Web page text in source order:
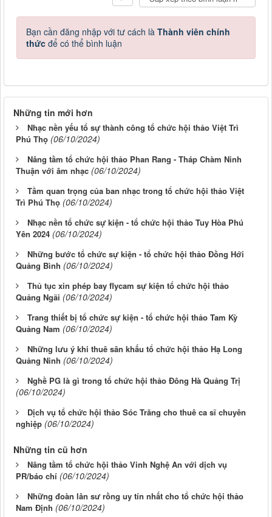
Bạn cần đăng nhập với tư cách là Thành viên chính
thức để có thể bình luận
Những tin mới hơn
Nhạc nền yếu tổ sự thành công tổ chức hội thảo Việt Trì
Phú Thọ (06/10/2024)
Nâng tầm tổ chức hội thảo Phan Rang - Tháp Chàm Ninh
Thuận với âm nhạc (06/10/2024)
Tầm quan trọng của ban nhạc trong tổ chức hội thảo Việt
Trì Phú Thọ (06/10/2024)
Nhạc nền tổ chức sự kiện - tổ chức hội thảo Tuy Hòa Phú
Yên 2024 (06/10/2024)
Những bước tổ chức sự kiện - tổ chức hội thảo Đồng Hới
Quảng Bình (06/10/2024)
Thủ tục xin phép bay flycam sự kiện tổ chức hội thảo
Quảng Ngãi (06/10/2024)
Trang thiết bị tổ chức sự kiện - tổ chức hội thảo Tam Kỳ
Quảng Nam (06/10/2024)
Những lưu ý khi thuê sân khấu tổ chức hội thảo Hạ Long
Quảng Ninh (06/10/2024)
Nghề PG là gì trong tổ chức hội thảo Đông Hà Quảng Trị
(06/10/2024)
Dịch vụ tổ chức hội thảo Sóc Trăng cho thuê ca sĩ chuyên
nghiệp (06/10/2024)
Những tin cũ hơn
Nâng tầm tổ chức hội thảo Vinh Nghệ An với dịch vụ
PR/báo chí (06/10/2024)
Những đoàn lân sư rồng uy tín nhất cho tổ chức hội thảo
Nam Định (06/10/2024)